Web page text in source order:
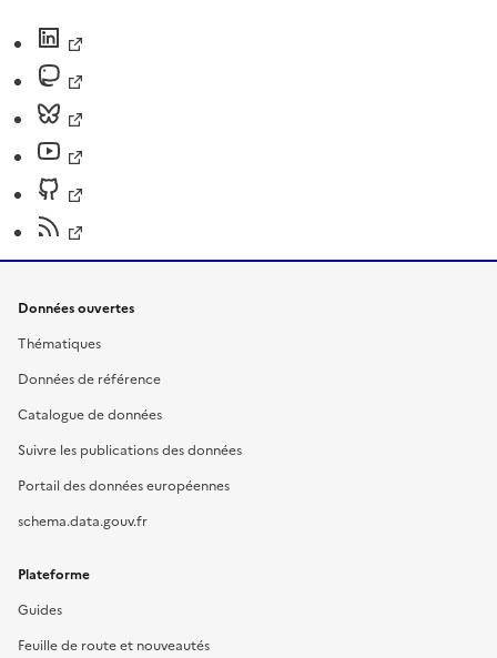
Données ouvertes
Thématiques
Données de référence
Catalogue de données
Suivre les publications des données
Portail des données européennes
schema.data.gouv.fr
Plateforme
Guides
Feuille de route et nouveautés